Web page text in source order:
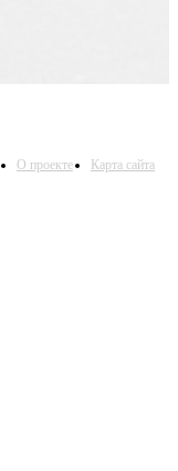
О проекте Карта сайта